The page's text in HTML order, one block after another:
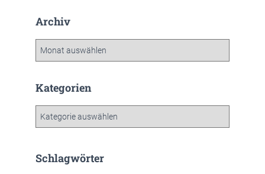
Archiv
h
Kategorien
g
Schlagwörter